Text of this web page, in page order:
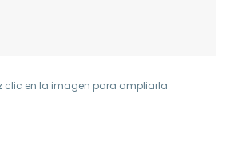
clic en la imagen para ampliarla